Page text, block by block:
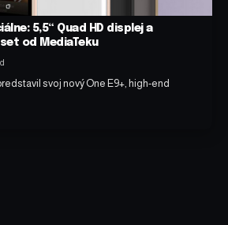
5,5“ Quad HD displej a
od MediaTeku
svoj nový One E9+, high-end